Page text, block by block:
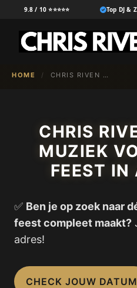
9.8 / 10 ⭐⭐⭐⭐⭐ Top DJ &
HOME / CHRIS RIVEN | JOUW MUZIEK VOOR JOUW FEEST IN ARNHEM
CHRIS
MUZIEK
FEEST IN
✅ Ben je op zoek naar
feest compleet maakt?
adres!
CHECK JOUW DATUM